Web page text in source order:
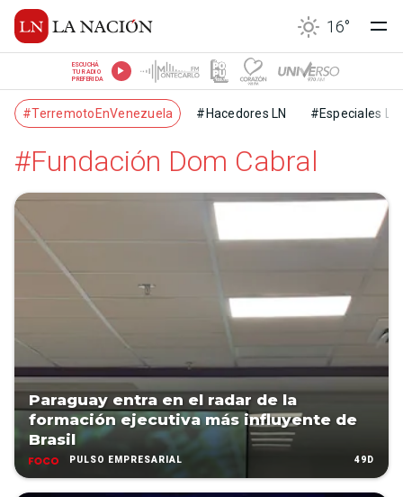
16°
ESCUCHÁ
TU RADIO
PREFERIDA
#TerremotoEnVenezuela #Hacedores LN #Especiales LN
#Fundación Dom Cabral
Paraguay entra en el radar de la
formación ejecutiva más influyente de
Brasil
PULSO EMPRESARIAL 49D